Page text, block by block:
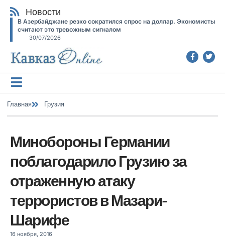
Новости
В Азербайджане резко сократился спрос на доллар. Экономисты
считают это тревожным сигналом
30/07/2026
Главная Грузия
Минобороны Германии
поблагодарило Грузию за
отраженную атаку
террористов в Мазари-
Шарифе
16 ноября, 2016